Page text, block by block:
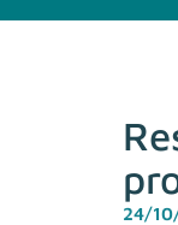
24/